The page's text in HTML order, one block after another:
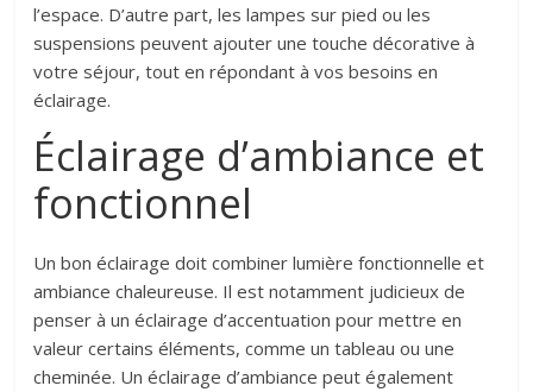
l’espace. D’autre part, les lampes sur pied ou les
suspensions peuvent ajouter une touche décorative à
votre séjour, tout en répondant à vos besoins en
éclairage.
Éclairage d’ambiance et
fonctionnel
Un bon éclairage doit combiner lumière fonctionnelle et
ambiance chaleureuse. Il est notamment judicieux de
penser à un éclairage d’accentuation pour mettre en
valeur certains éléments, comme un tableau ou une
cheminée. Un éclairage d’ambiance peut également